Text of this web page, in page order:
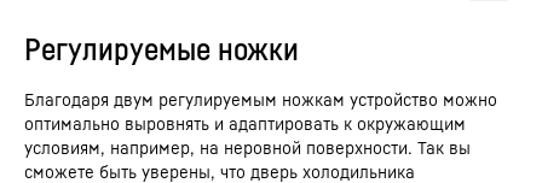
Регулируемые ножки
Благодаря двум регулируемым ножкам устройство можно
оптимально выровнять и адаптировать к окружающим
условиям, например, на неровной поверхности. Так вы
сможете быть уверены, что дверь холодильника